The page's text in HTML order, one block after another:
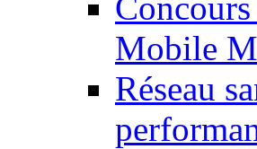
Mobile
Réseau